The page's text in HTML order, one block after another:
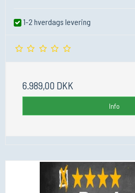
1-2 hverdags levering
6.989,00 DKK
Info